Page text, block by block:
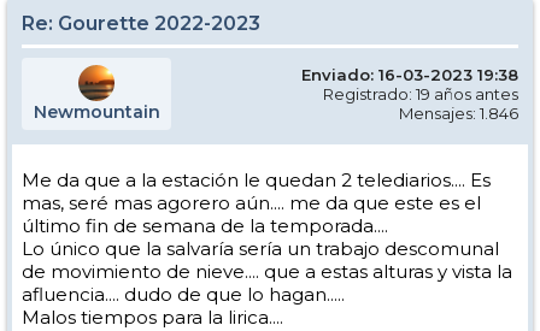
Re: Gourette 2022-2023
Newmountain
Enviado: 16-03-2023 19:38
Registrado: 19 años antes
Mensajes: 1.846
Me da que a la estación le quedan 2 telediarios.... Es
mas, seré mas agorero aún.... me da que este es el
último fin de semana de la temporada....
Lo único que la salvaría sería un trabajo descomunal
de movimiento de nieve.... que a estas alturas y vista la
afluencia.... dudo de que lo hagan.....
Malos tiempos para la lirica....